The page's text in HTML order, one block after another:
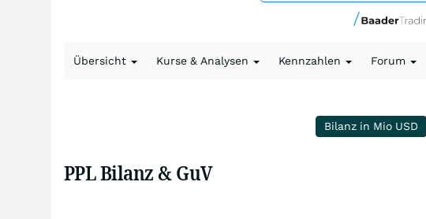
Übersicht Kurse & Analysen Kennzahlen Forum
Bilanz in Mio USD
PPL Bilanz & GuV